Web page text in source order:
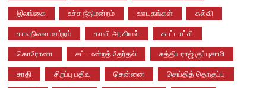
இலங்கை உச்ச நீதிமன்றம் ஊடகங்கள் கல்வி
காலநிலை மாற்றம் காவி அரசியல் கூட்டாட்சி
கொரோனா சட்டமன்றத் தேர்தல் சத்தியராஜ் குப்புசாமி
சாதி சிறப்பு பதிவு சென்னை செய்தித் தொகுப்பு